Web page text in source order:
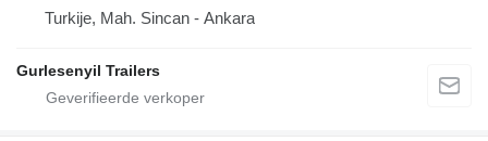
Turkije, Mah. Sincan - Ankara
Gurlesenyil Trailers